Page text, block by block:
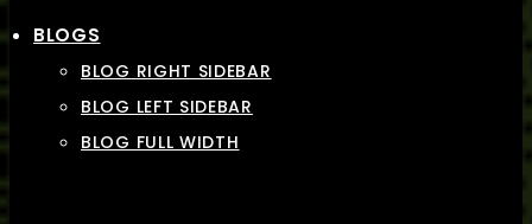
BLOGS
BLOG RIGHT SIDEBAR
BLOG LEFT SIDEBAR
BLOG FULL WIDTH